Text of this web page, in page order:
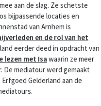
aan de slag. Ze schetste
bijpassende locaties en
van Arnhem is
en de rol van het
eerder deed in opdracht van
lezen met Isa waarin ze meer
De mediatour werd gemaakt
Gelderland aan de